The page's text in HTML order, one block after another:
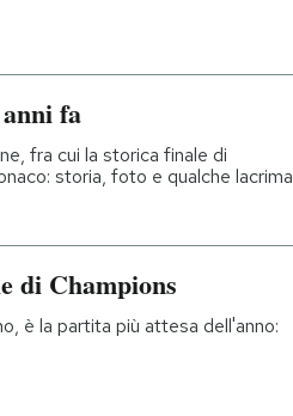
fa
fra cui la storica finale di
storia, foto e qualche lacrima
di Champions
è la partita più attesa dell'anno: